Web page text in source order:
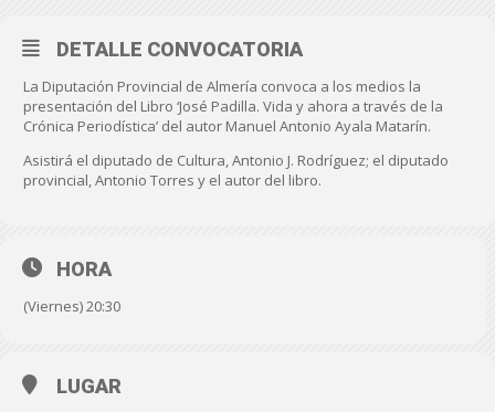
DETALLE CONVOCATORIA
La Diputación Provincial de Almería convoca a los medios la
presentación del Libro ‘José Padilla. Vida y ahora a través de la
Crónica Periodística’ del autor Manuel Antonio Ayala Matarín.
Asistirá el diputado de Cultura, Antonio J. Rodríguez; el diputado
provincial, Antonio Torres y el autor del libro.
HORA
(Viernes) 20:30
LUGAR